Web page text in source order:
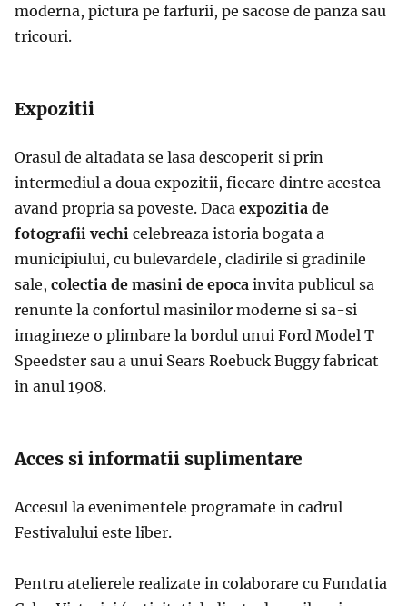
moderna, pictura pe farfurii, pe sacose de panza sau
tricouri.
Expozitii
Orasul de altadata se lasa descoperit si prin
intermediul a doua expozitii, fiecare dintre acestea
avand propria sa poveste. Daca expozitia de
fotografii vechi celebreaza istoria bogata a
municipiului, cu bulevardele, cladirile si gradinile
sale, colectia de masini de epoca invita publicul sa
renunte la confortul masinilor moderne si sa-si
imagineze o plimbare la bordul unui Ford Model T
Speedster sau a unui Sears Roebuck Buggy fabricat
in anul 1908.
Acces si informatii suplimentare
Accesul la evenimentele programate in cadrul
Festivalului este liber.
Pentru atelierele realizate in colaborare cu Fundatia